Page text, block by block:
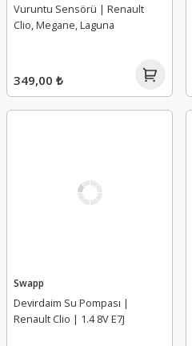
Vuruntu Sensörü | Renault
Clio, Megane, Laguna
349,00 ₺
Swapp
Devirdaim Su Pompası |
Renault Clio | 1.4 8V E7J